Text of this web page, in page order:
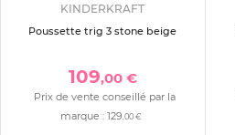
KINDERKRAFT
Poussette trig 3 stone beige
109,00 €
Prix de vente conseillé par la
marque : 129,00 €